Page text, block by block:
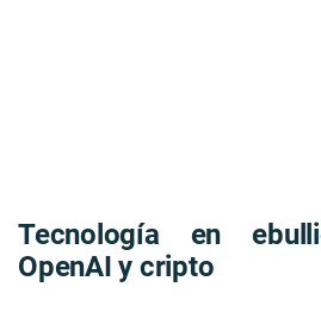
Tecnología en
OpenAI y cripto